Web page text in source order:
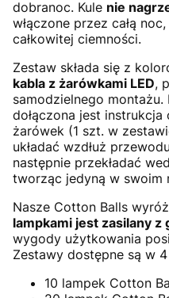
dobranoc. Kule nie
włączone przez całą
całkowitej ciemności.
Zestaw składa się z
kabla z żarówkami LED,
samodzielnego
dołączona jest
żarówek (1 szt. w
układać wzdłuż
następnie przekładać
tworząc jedyną w swoim
Nasze Cotton Balls
lampkami jest zasilany
wygody użytkowania
Zestawy dostępne są w
10 lampek Cotton